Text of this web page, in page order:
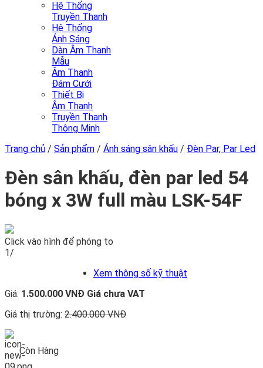
Hệ Thống
Truyền Thanh
Hệ Thống
Ánh Sáng
Dàn Âm Thanh
Mẫu
Âm Thanh
Đám Cưới
Thiết Bị
Âm Thanh
Truyền Thanh
Thông Minh
Trang chủ / Sản phẩm / Ánh sáng sân khấu / Đèn Par, Par Led
Đèn sân khấu, đèn par led 54
bóng x 3W full màu LSK-54F
Click vào hình để phóng to
1/
Xem thông số kỹ thuật
Giá: 1.500.000 VNĐ Giá chưa VAT
Giá thị trường: 2.400.000 VNĐ
Còn Hàng